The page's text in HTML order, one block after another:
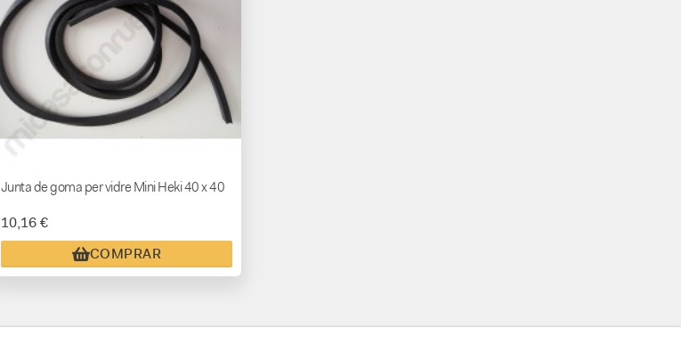
Junta de goma per vidre Mini Heki 40 x 40
10,16 €
COMPRAR